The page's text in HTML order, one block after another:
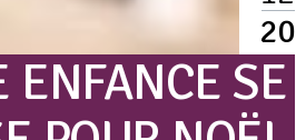
20
ENFANCE SE